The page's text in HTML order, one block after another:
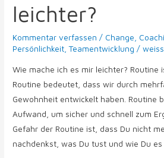
leichter?
Kommentar verfassen / Change
Persönlichkeit ,Teamentwicklung /
Wie mache ich es mir leichter? Routine
Routine bedeutet, dass wir durch
Gewohnheit entwickelt haben. Routine
Aufwand, um sicher und schnell zum
Gefahr der Routine ist, dass Du nicht
nachdenkst, was Du tust und wie Du